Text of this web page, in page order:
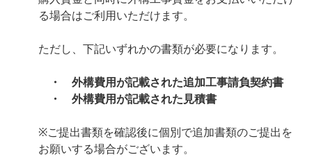
る場合はご利用いただけます。
ただし、下記いずれかの書類が必要になります。
・ 外構費用が記載された追加工事請負契約書
・ 外構費用が記載された見積書
※ご提出書類を確認後に個別で追加書類のご提出を
お願いする場合がございます。